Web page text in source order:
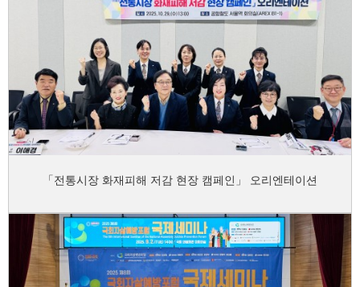
「전통시장 화재피해 저감 현장 캠페인」 오리엔테이션